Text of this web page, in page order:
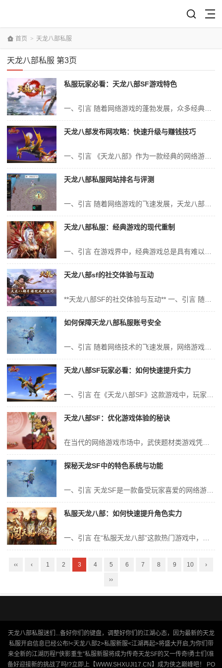
首页 > 天龙八部私服
天龙八部私服 第3页
私服玩家必看：天龙八部SF游戏特色
天龙八部发布网攻略：快速升级与赚钱技巧
天龙八部私服网站排名与评测
天龙八部私服：经典游戏的现代重制
天龙八部sf的社交体验与互动
如何保障天龙八部私服账号安全
天龙八部SF玩家必看：如何快速提升实力
天龙八部SF：优化游戏体验的秘诀
探秘天龙SF中的特色系统与功能
私服天龙八部：如何快速提升角色实力
‹‹ ‹ 1 2 3 4 5 6 7 8 9 10 ›
››
天龙八部私服迷们...备好你们的键盘，调整好你们的江湖心态，因为最新的天龙
私服开启信息已经公布!<天龙八部2>私服新服<江湖再起>将盛大开启,为你们带
来全新的江湖历程!“侠影重生”私服新服将成为传奇天龙SF的又一传奇!勇士们!准
备好迎接新的挑战了吗!?立即上【WWW.SHXUJI17.CN】成为侠之巅峰吧！ PO